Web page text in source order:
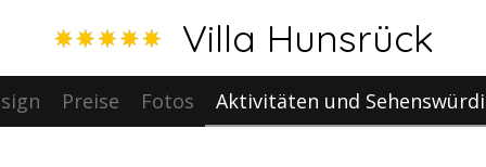
Villa Hunsrück
Preise Fotos Aktivitäten und